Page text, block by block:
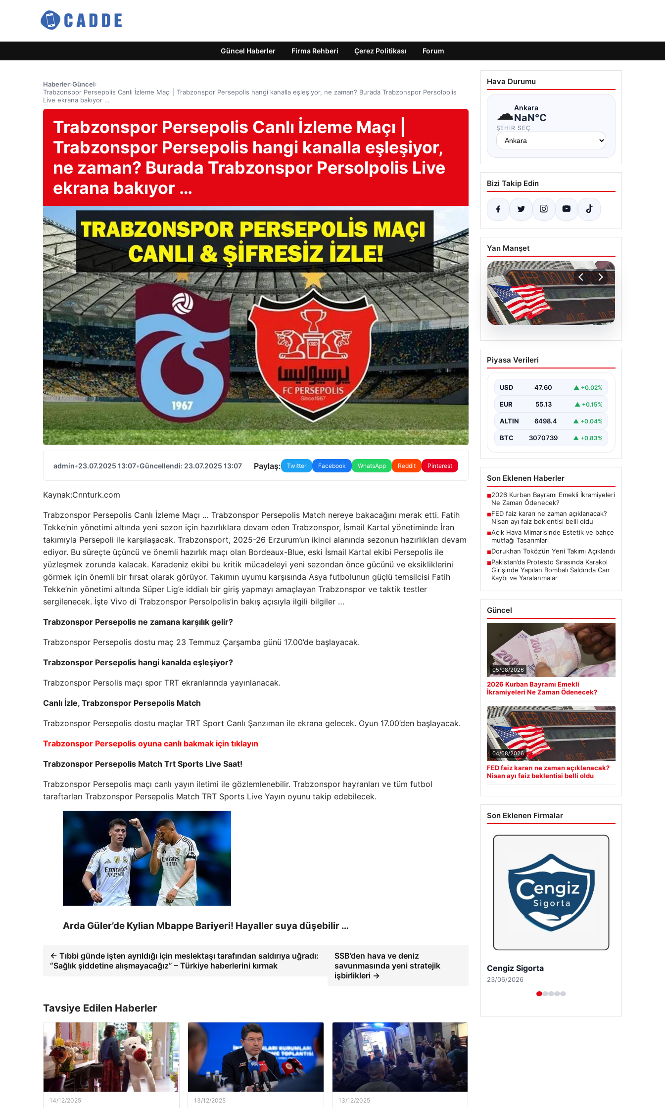
Güncel Haberler Firma Rehberi Çerez Politikası Forum
Haberler›Güncel›
Trabzonspor Persepolis Canlı İzleme Maçı | Trabzonspor Persepolis hangi kanalla eşleşiyor, ne zaman? Burada Trabzonspor Persolpolis
Live ekrana bakıyor …
Trabzonspor Persepolis Canlı İzleme Maçı |
Trabzonspor Persepolis hangi kanalla eşleşiyor,
ne zaman? Burada Trabzonspor Persolpolis Live
ekrana bakıyor …
admin•23.07.2025 13:07•Güncellendi: 23.07.2025 13:07 Paylaş: Twitter Facebook WhatsApp Reddit Pinterest
Kaynak:Cnnturk.com
Trabzonspor Persepolis Canlı İzleme Maçı … Trabzonspor Persepolis Match nereye bakacağını merak etti. Fatih
Tekke’nin yönetimi altında yeni sezon için hazırlıklara devam eden Trabzonspor, İsmail Kartal yönetiminde İran
takımıyla Persepoli ile karşılaşacak. Trabzonsport, 2025-26 Erzurum’un ikinci alanında sezonun hazırlıkları devam
ediyor. Bu süreçte üçüncü ve önemli hazırlık maçı olan Bordeaux-Blue, eski İsmail Kartal ekibi Persepolis ile
yüzleşmek zorunda kalacak. Karadeniz ekibi bu kritik mücadeleyi yeni sezondan önce gücünü ve eksikliklerini
görmek için önemli bir fırsat olarak görüyor. Takımın uyumu karşısında Asya futbolunun güçlü temsilcisi Fatih
Tekke’nin yönetimi altında Süper Lig’e iddialı bir giriş yapmayı amaçlayan Trabzonspor ve taktik testler
sergilenecek. İşte Vivo di Trabzonspor Persolpolis’in bakış açısıyla ilgili bilgiler …
Trabzonspor Persepolis ne zamana karşılık gelir?
Trabzonspor Persepolis dostu maç 23 Temmuz Çarşamba günü 17.00’de başlayacak.
Trabzonspor Persepolis hangi kanalda eşleşiyor?
Trabzonspor Persolis maçı spor TRT ekranlarında yayınlanacak.
Canlı İzle, Trabzonspor Persepolis Match
Trabzonspor Persepolis dostu maçlar TRT Sport Canlı Şanzıman ile ekrana gelecek. Oyun 17.00’den başlayacak.
Trabzonspor Persepolis oyuna canlı bakmak için tıklayın
Trabzonspor Persepolis Match Trt Sports Live Saat!
Trabzonspor Persepolis maçı canlı yayın iletimi ile gözlemlenebilir. Trabzonspor hayranları ve tüm futbol
taraftarları Trabzonspor Persepolis Match TRT Sports Live Yayın oyunu takip edebilecek.
Arda Güler’de Kylian Mbappe Bariyeri! Hayaller suya düşebilir …
← Tıbbi günde işten ayrıldığı için meslektaşı tarafından saldırıya uğradı:
“Sağlık şiddetine alışmayacağız” – Türkiye haberlerini kırmak
SSB’den hava ve deniz
savunmasında yeni stratejik
işbirlikleri →
Tavsiye Edilen Haberler
14/12/2025 13/12/2025 13/12/2025
Hava Durumu
☁Ankara
NaN°C
ŞEHIR SEÇ
Bizi Takip Edin
Yan Manşet
04.08.2026
FED faiz kararı ne zaman
açıklanacak? Nisan ayı
Piyasa Verileri
USD 47.60 ▲ +0.02%
EUR 55.13 ▲ +0.15%
ALTIN 6498.4 ▲ +0.04%
BTC 3070739 ▲ +0.83%
Son Eklenen Haberler
■2026 Kurban Bayramı Emekli İkramiyeleri
Ne Zaman Ödenecek?
■FED faiz kararı ne zaman açıklanacak?
Nisan ayı faiz beklentisi belli oldu
■Açık Hava Mimarisinde Estetik ve bahçe
mutfağı Tasarımları
■Dorukhan Toköz’ün Yeni Takımı Açıklandı
■Pakistan’da Protesto Sırasında Karakol
Girişinde Yapılan Bombalı Saldırıda Can
Kaybı ve Yaralanmalar
Güncel
05/08/2026
2026 Kurban Bayramı Emekli
İkramiyeleri Ne Zaman Ödenecek?
04/08/2026
FED faiz kararı ne zaman açıklanacak?
Nisan ayı faiz beklentisi belli oldu
Son Eklenen Firmalar
Hastaş Beton
26/05/2026